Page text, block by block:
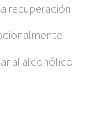
recuperación
al alcohólico